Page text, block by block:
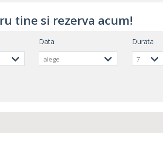
tine si rezerva acum!
Data
alege
Durata
7